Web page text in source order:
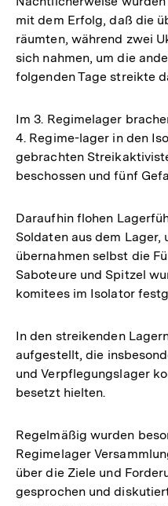
mit dem Erfolg, daß die
räumten, während zwei
sich nahmen, um die
folgenden Tage streikte
Im 3. Regimelager
4. Regime-lager in den
gebrachten
beschossen und fünf
Daraufhin flohen
Soldaten aus dem Lager,
übernahmen selbst die
Saboteure und Spitzel
komitees im Isolator
In den streikenden
aufgestellt, die
und Verpflegungslager
besetzt hielten.
Regelmäßig wurden
Regimelager
über die Ziele und
gesprochen und